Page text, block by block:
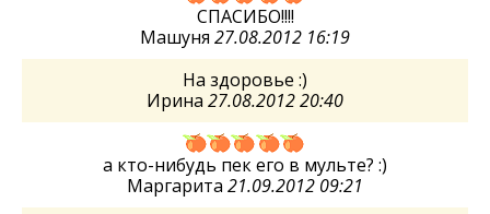
СПАСИБО!!!!
Машуня 27.08.2012 16:19
На здоровье :)
Ирина 27.08.2012 20:40
а кто-нибудь пек его в мульте? :)
Маргарита 21.09.2012 09:21